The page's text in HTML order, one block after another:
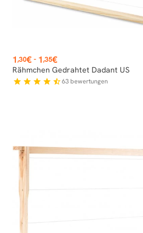
Preis
1,30€- 1,35€
Rähmchen Gedrahtet Dadant US
star star star star star_half63 bewertungen